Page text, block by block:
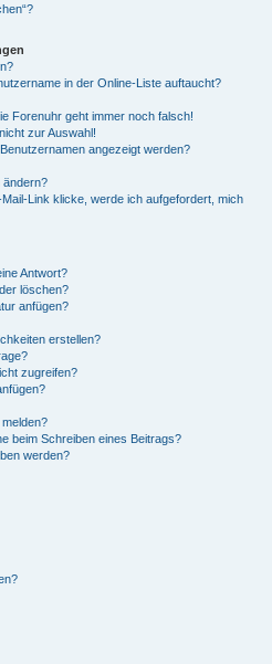
in der Online-Liste auftaucht?
Forenuhr geht immer noch falsch!
zur Auswahl!
angezeigt werden?
ändern?
Link klicke, werde ich aufgefordert, mich
Antwort?
löschen?
anfügen?
erstellen?
zugreifen?
beim Schreiben eines Beitrags?
werden?